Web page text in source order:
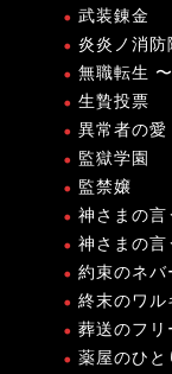
武装錬金
炎炎ノ消防
無職転生
生贄投票
異常者の愛
監獄学園
監禁嬢
神さまの言
神さまの言
約束のネバ
終末のワル
葬送のフリ
薬屋のひと